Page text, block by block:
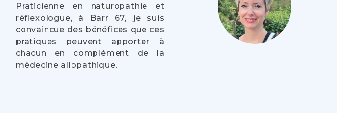
Praticienne en naturopathie et
réflexologue, à Barr 67, je suis
convaincue des bénéfices que ces
pratiques peuvent apporter à
chacun en complément de la
médecine allopathique.